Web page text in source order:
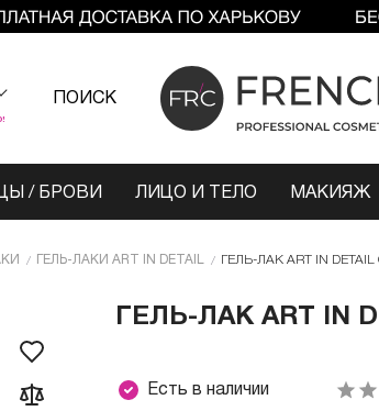
ПОИСК
/ БРОВИ ЛИЦО И ТЕЛО МАКИЯЖ
ГЕЛЬ-ЛАКИ ART IN DETAIL ГЕЛЬ-ЛАК ART IN DETAIL
ГЕЛЬ-ЛАК ART IN
Есть в наличии